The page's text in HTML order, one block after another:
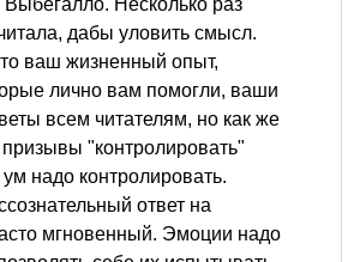
Несколько раз
дабы уловить смысл.
ваш жизненный опыт,
лично вам помогли, ваши
всем читателям, но как же
"контролировать"
надо контролировать.
ответ на
мгновенный. Эмоции надо